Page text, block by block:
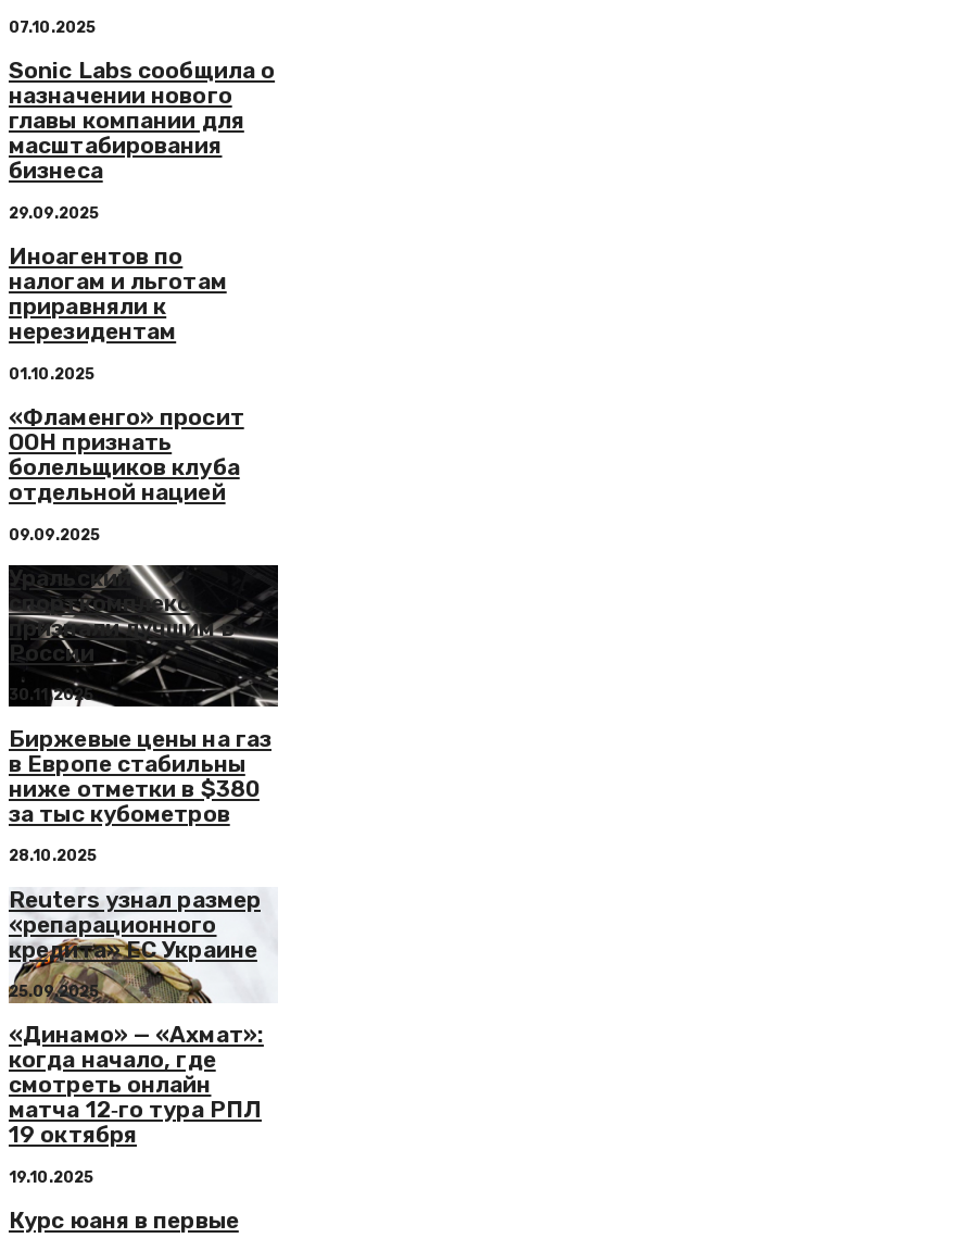
07.10.2025
Sonic Labs сообщила о
назначении нового
главы компании для
масштабирования
бизнеса
29.09.2025
Иноагентов по
налогам и льготам
приравняли к
нерезидентам
01.10.2025
«Фламенго» просит
ООН признать
болельщиков клуба
отдельной нацией
09.09.2025
Уральский
спорткомплекс
признали лучшим в
России
30.11.2025
Биржевые цены на газ
в Европе стабильны
ниже отметки в $380
за тыс кубометров
28.10.2025
Reuters узнал размер
«репарационного
кредита» ЕС Украине
25.09.2025
«Динамо» — «Ахмат»:
когда начало, где
смотреть онлайн
матча 12‑го тура РПЛ
19 октября
19.10.2025
Курс юаня в первые